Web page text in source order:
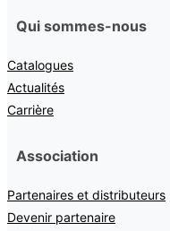
Qui sommes-nous
Catalogues
Actualités
Carrière
Association
Partenaires et distributeurs
Devenir partenaire